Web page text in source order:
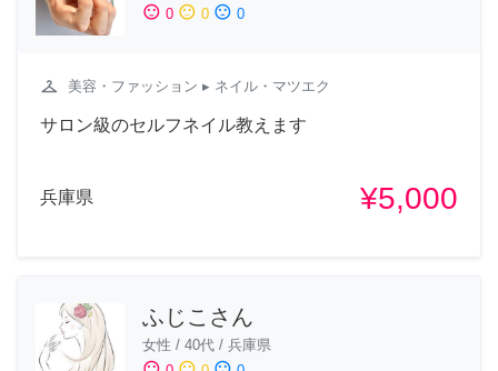
sentiment_satisfied 0 sentiment_neutral 0 sentiment_dissatisfied 0
checkroom 美容・ファッション ▸ ネイル・マツエク
サロン級のセルフネイル教えます
兵庫県 ¥5,000
ふじこさん
女性 / 40代 / 兵庫県